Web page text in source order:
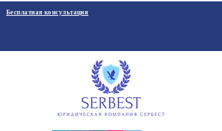
Бесплатная консультация